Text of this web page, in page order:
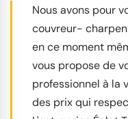
Nous avons pour
couvreur-
en ce moment
vous propose de
professionnel à la
des prix qui